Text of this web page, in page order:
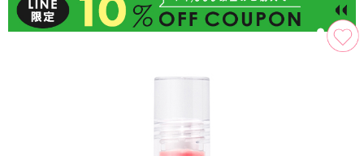
t
i
o
n